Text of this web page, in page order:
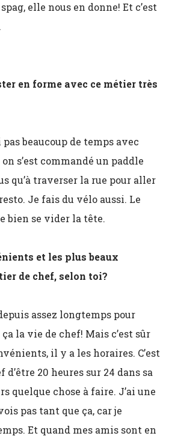
elle nous en donne! Et c’est
en forme avec ce métier très
pas beaucoup de temps avec
s’est commandé un paddle
qu’à traverser la rue pour aller
Je fais du vélo aussi. Le
bien se vider la tête.
et les plus beaux
de chef, selon toi?
assez longtemps pour
ça la vie de chef! Mais c’est sûr
il y a les horaires. C’est
20 heures sur 24 dans sa
quelque chose à faire. J’ai une
pas tant que ça, car je
Et quand mes amis sont en